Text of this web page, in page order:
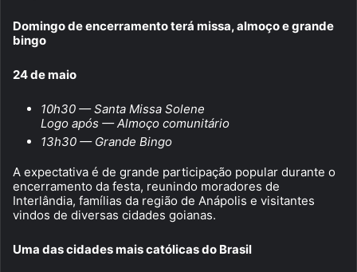
Domingo de encerramento terá missa, almoço e grande
bingo
24 de maio
10h30 — Santa Missa Solene
Logo após — Almoço comunitário
13h30 — Grande Bingo
A expectativa é de grande participação popular durante o
encerramento da festa, reunindo moradores de
Interlândia, famílias da região de Anápolis e visitantes
vindos de diversas cidades goianas.
Uma das cidades mais católicas do Brasil